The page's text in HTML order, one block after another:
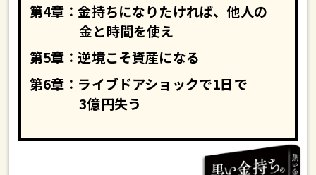
第4章：金持ちになりたければ、他人の
金と時間を使え
第5章：逆境こそ資産になる
第6章：ライブドアショックで1日で
3億円失う